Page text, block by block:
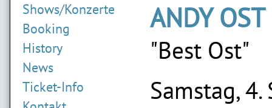
Shows/Konzerte
Booking
History
News
Ticket-Info
ANDY OST
"Best Ost"
Samstag,